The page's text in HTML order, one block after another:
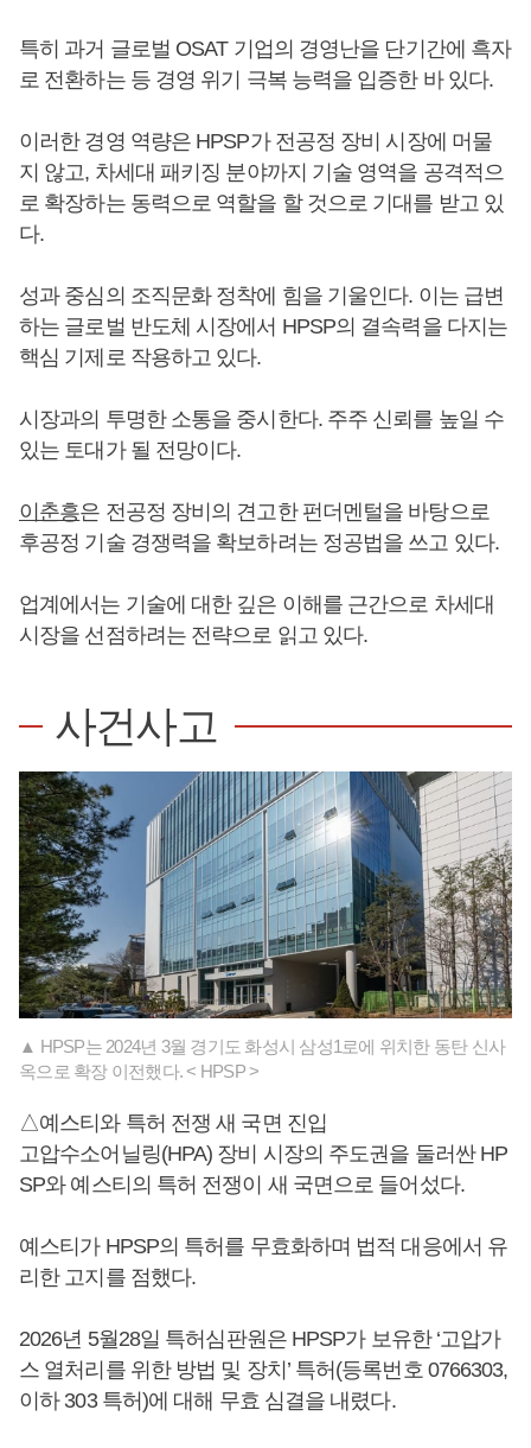
특히 과거 글로벌 OSAT 기업의 경영난을 단기간에 흑자
로 전환하는 등 경영 위기 극복 능력을 입증한 바 있다.
이러한 경영 역량은 HPSP가 전공정 장비 시장에 머물
지 않고, 차세대 패키징 분야까지 기술 영역을 공격적으
로 확장하는 동력으로 역할을 할 것으로 기대를 받고 있
다.
성과 중심의 조직문화 정착에 힘을 기울인다. 이는 급변
하는 글로벌 반도체 시장에서 HPSP의 결속력을 다지는
핵심 기제로 작용하고 있다.
시장과의 투명한 소통을 중시한다. 주주 신뢰를 높일 수
있는 토대가 될 전망이다.
이춘흥은 전공정 장비의 견고한 펀더멘털을 바탕으로
후공정 기술 경쟁력을 확보하려는 정공법을 쓰고 있다.
업계에서는 기술에 대한 깊은 이해를 근간으로 차세대
시장을 선점하려는 전략으로 읽고 있다.
사건사고
▲ HPSP는 2024년 3월 경기도 화성시 삼성1로에 위치한 동탄 신사
옥으로 확장 이전했다. < HPSP >
△예스티와 특허 전쟁 새 국면 진입
고압수소어닐링(HPA) 장비 시장의 주도권을 둘러싼 HP
SP와 예스티의 특허 전쟁이 새 국면으로 들어섰다.
예스티가 HPSP의 특허를 무효화하며 법적 대응에서 유
리한 고지를 점했다.
2026년 5월28일 특허심판원은 HPSP가 보유한 ‘고압가
스 열처리를 위한 방법 및 장치’ 특허(등록번호 0766303,
이하 303 특허)에 대해 무효 심결을 내렸다.